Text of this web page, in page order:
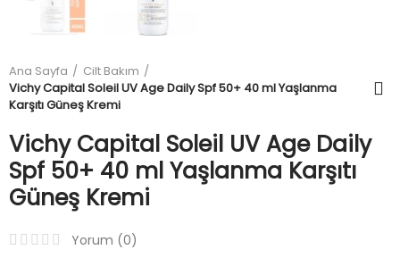
Ana Sayfa
Cilt Bakım
Vichy Capital Soleil UV Age Daily Spf 50+ 40 ml Yaşlanma
Karşıtı Güneş Kremi
Vichy Capital Soleil UV Age Daily
Spf 50+ 40 ml Yaşlanma Karşıtı
Güneş Kremi
Yorum (0)